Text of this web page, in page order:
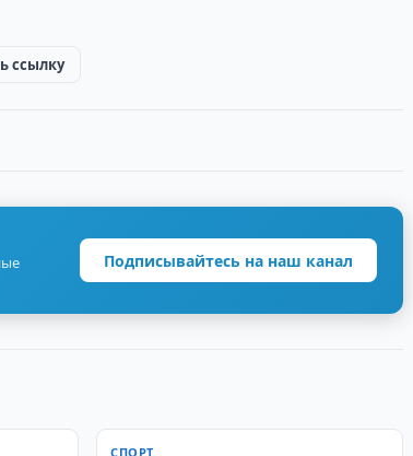
ссылку
Подписывайтесь на наш канал
СПОРТ